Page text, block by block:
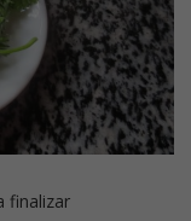
finalizar